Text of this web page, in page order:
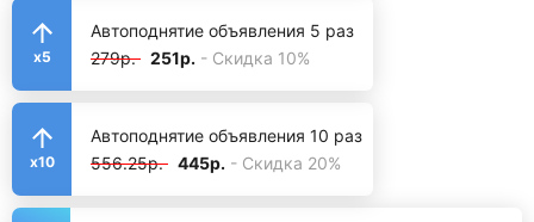
x5
Автоподнятие объявления 5 раз
279р. 251р. - Скидка 10%
x10
Автоподнятие объявления 10 раз
556.25р. 445р. - Скидка 20%